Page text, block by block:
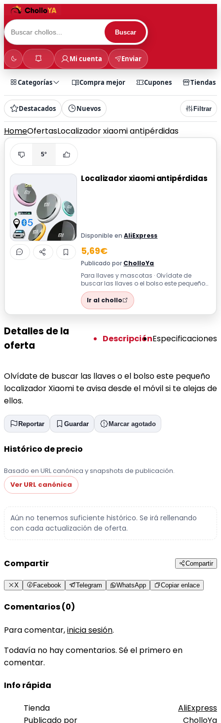
Buscar
Mi cuenta Enviar
Categorías Compra mejor Cupones Tiendas
Destacados Nuevos Filtrar
HomeOfertasLocalizador xiaomi antipérdidas
5°
Localizador xiaomi antipérdidas
Disponible enAliExpress
5,69€
Publicado por CholloYa
Para llaves y mascotas · Olvídate de
buscar las llaves o el bolso este pequeño
localizador Xiaomi te avisa desde el m...
Ir al chollo
Detalles de la
oferta
DescripciónEspecificaciones
Olvídate de buscar las llaves o el bolso este pequeño
localizador Xiaomi te avisa desde el móvil si te alejas de
ellos.
Reportar Guardar Marcar agotado
Histórico de precio
Basado en URL canónica y snapshots de publicación.
Ver URL canónica
Aún no tenemos suficiente histórico. Se irá rellenando
con cada actualización de oferta.
Compartir Compartir
X Facebook Telegram WhatsApp Copiar enlace
Comentarios (0)
Para comentar,inicia sesión.
Todavía no hay comentarios. Sé el primero en
comentar.
Info rápida
Tienda
AliExpress
Publicado por
CholloYa